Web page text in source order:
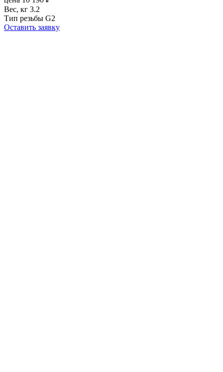
Вес, кг 3.2
Тип резьбы G2
Оставить заявку